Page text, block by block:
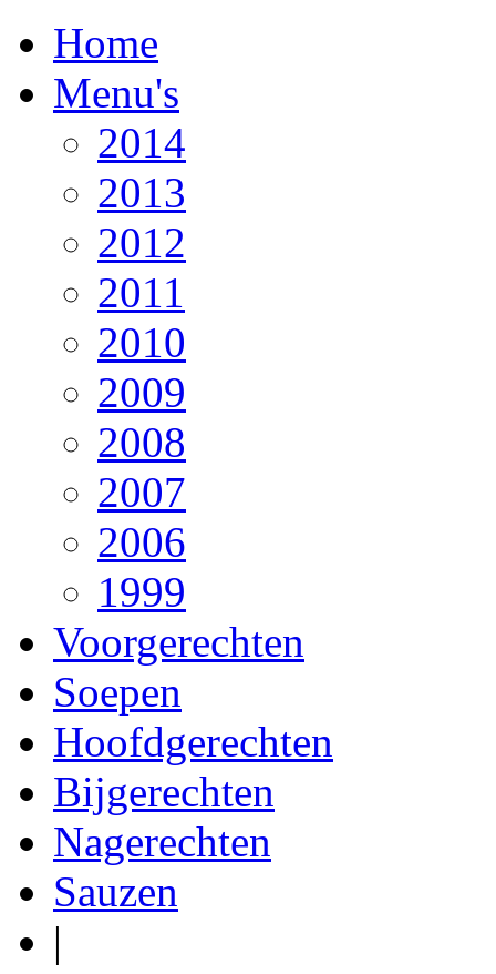
Home
Menu's
2014
2013
2012
2011
2010
2009
2008
2007
2006
1999
Voorgerechten
Soepen
Hoofdgerechten
Bijgerechten
Nagerechten
Sauzen
|